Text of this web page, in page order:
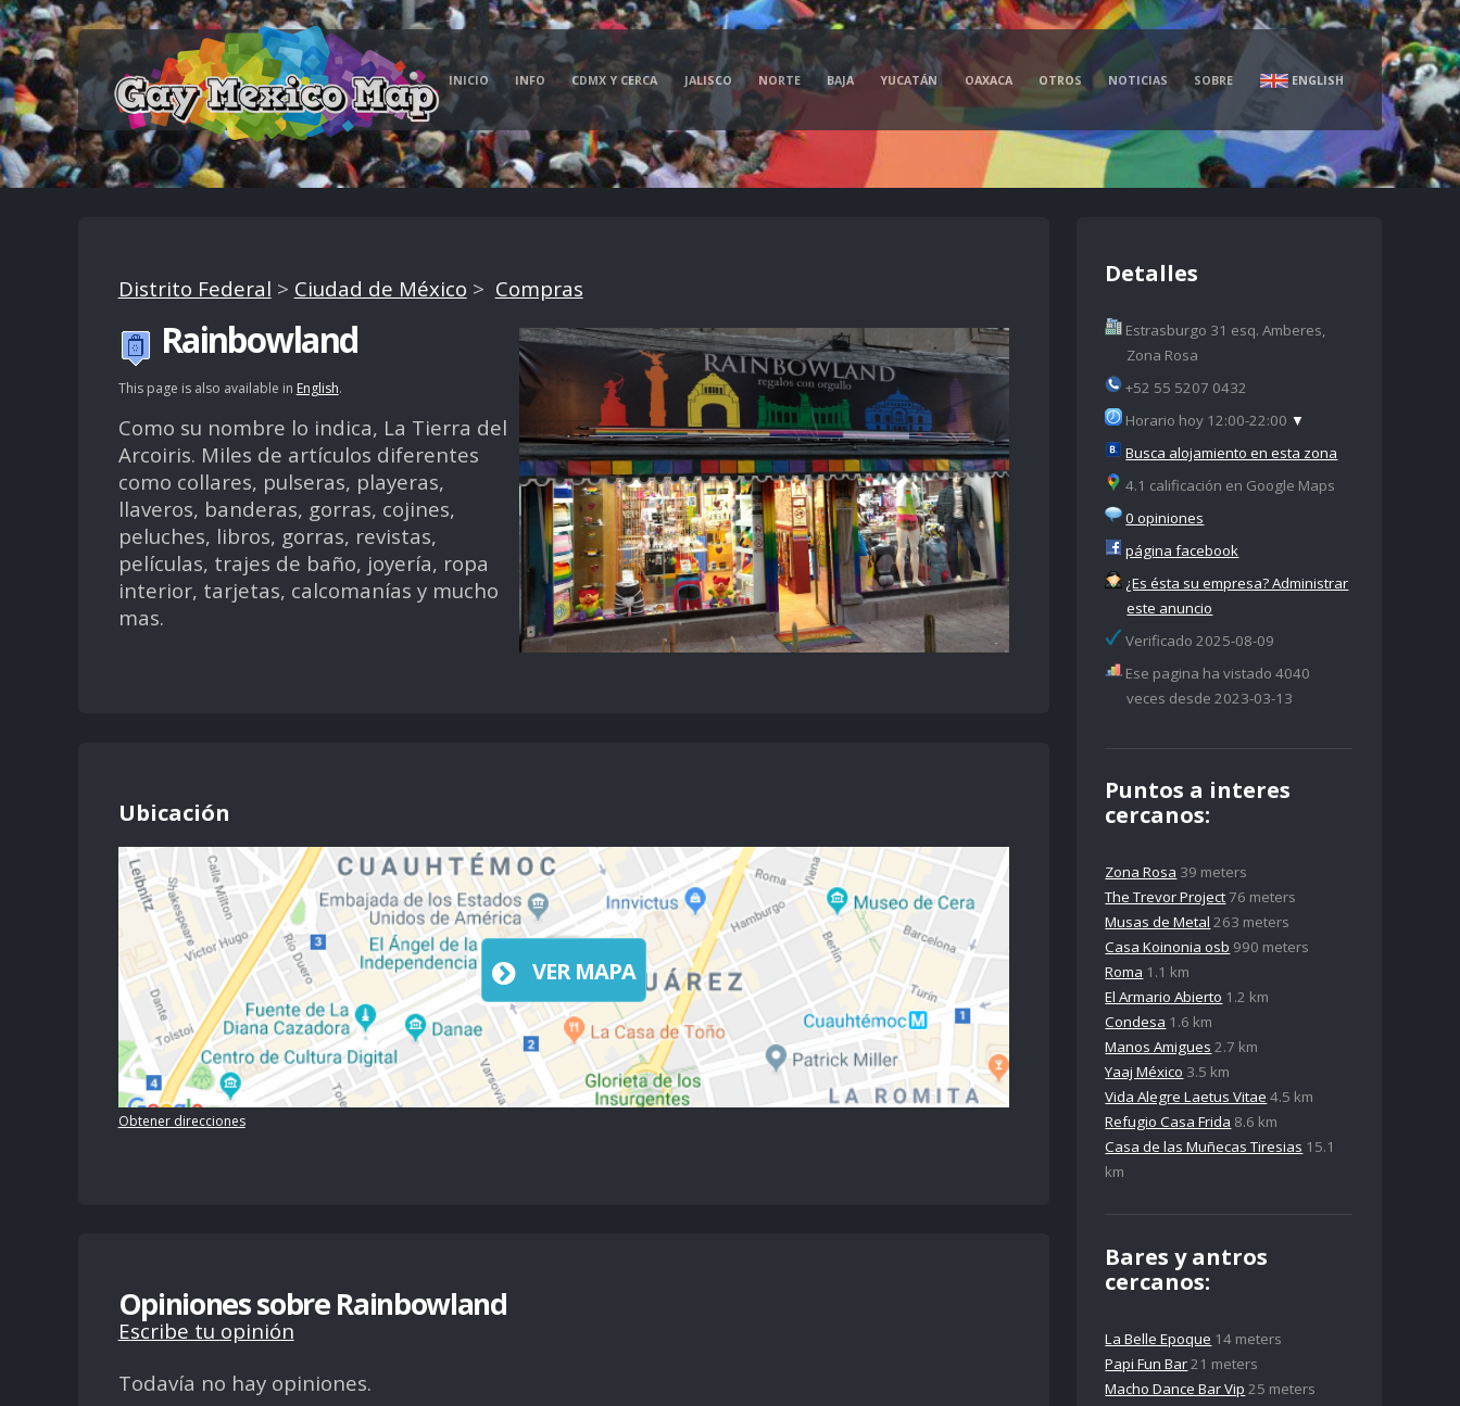
INICIO INFO CDMX Y CERCA JALISCO NORTE BAJA YUCATÁN OAXACA OTROS NOTICIAS SOBRE ENGLISH
Distrito Federal > Ciudad de México > Compras
Rainbowland
This page is also available in English.
Como su nombre lo indica, La Tierra del
Arcoiris. Miles de artículos diferentes
como collares, pulseras, playeras,
llaveros, banderas, gorras, cojines,
peluches, libros, gorras, revistas,
películas, trajes de baño, joyería, ropa
interior, tarjetas, calcomanías y mucho
mas.
Ubicación
VER MAPA
Obtener direcciones
Opiniones sobre Rainbowland
Escribe tu opinión
Todavía no hay opiniones.
Detalles
Estrasburgo 31 esq. Amberes,
Zona Rosa
+52 55 5207 0432
Horario hoy 12:00-22:00 ▼
Busca alojamiento en esta zona
4.1 calificación en Google Maps
0 opiniones
página facebook
¿Es ésta su empresa? Administrar
este anuncio
Verificado 2025-08-09
Ese pagina ha vistado 4040
veces desde 2023-03-13
Puntos a interes
cercanos:
Zona Rosa 39 meters
The Trevor Project76 meters
Musas de Metal 263 meters
Casa Koinonia osb 990 meters
Roma 1.1 km
El Armario Abierto 1.2 km
Condesa 1.6 km
Manos Amigues 2.7 km
Yaaj México 3.5 km
Vida Alegre Laetus Vitae 4.5 km
Refugio Casa Frida 8.6 km
Casa de las Muñecas Tiresias 15.1
km
Bares y antros
cercanos:
La Belle Epoque 14 meters
Papi Fun Bar21 meters
Macho Dance Bar Vip 25 meters